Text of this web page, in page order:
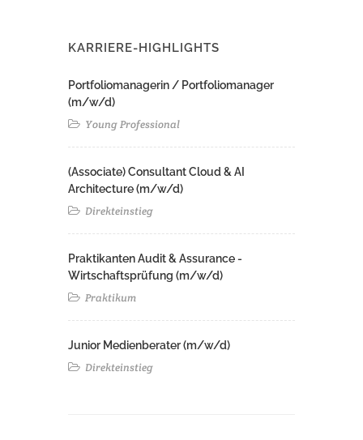
KARRIERE-HIGHLIGHTS
Portfoliomanagerin / Portfoliomanager
(m/w/d)
Young Professional
(Associate) Consultant Cloud & AI
Architecture (m/w/d)​ ​
Direkteinstieg
Praktikanten Audit & Assurance -
Wirtschaftsprüfung (m/w/d)
Praktikum
Junior Medienberater (m/w/d)
Direkteinstieg